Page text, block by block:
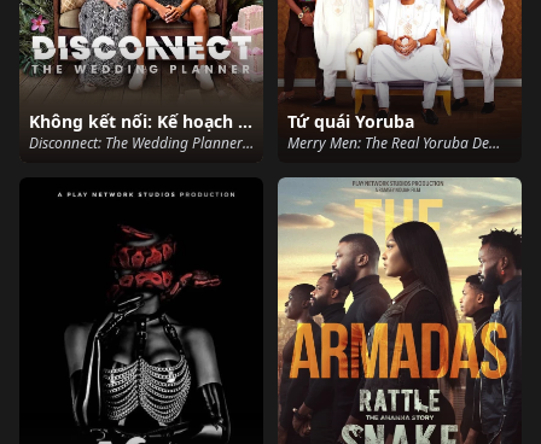
Không kết nối: Kế hoạch lễ cưới
Disconnect: The Wedding Planner (2023)
Tứ quái Yoruba
Merry Men: The Real Yoruba Demons (2018)